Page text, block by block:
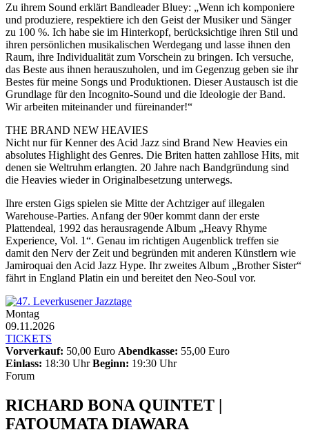
Zu ihrem Sound erklärt Bandleader Bluey: „Wenn ich komponiere
und produziere, respektiere ich den Geist der Musiker und Sänger
zu 100 %. Ich habe sie im Hinterkopf, berücksichtige ihren Stil und
ihren persönlichen musikalischen Werdegang und lasse ihnen den
Raum, ihre Individualität zum Vorschein zu bringen. Ich versuche,
das Beste aus ihnen herauszuholen, und im Gegenzug geben sie ihr
Bestes für meine Songs und Produktionen. Dieser Austausch ist die
Grundlage für den Incognito-Sound und die Ideologie der Band.
Wir arbeiten miteinander und füreinander!“
THE BRAND NEW HEAVIES
Nicht nur für Kenner des Acid Jazz sind Brand New Heavies ein
absolutes Highlight des Genres. Die Briten hatten zahllose Hits, mit
denen sie Weltruhm erlangten. 20 Jahre nach Bandgründung sind
die Heavies wieder in Originalbesetzung unterwegs.
Ihre ersten Gigs spielen sie Mitte der Achtziger auf illegalen
Warehouse-Parties. Anfang der 90er kommt dann der erste
Plattendeal, 1992 das herausragende Album „Heavy Rhyme
Experience, Vol. 1“. Genau im richtigen Augenblick treffen sie
damit den Nerv der Zeit und begründen mit anderen Künstlern wie
Jamiroquai den Acid Jazz Hype. Ihr zweites Album „Brother Sister“
fährt in England Platin ein und bereitet den Neo-Soul vor.
Montag
09.11.2026
TICKETS
Vorverkauf: 50,00 Euro Abendkasse: 55,00 Euro
Einlass: 18:30 UhrBeginn: 19:30 Uhr
Forum
RICHARD BONA QUINTET |
FATOUMATA DIAWARA